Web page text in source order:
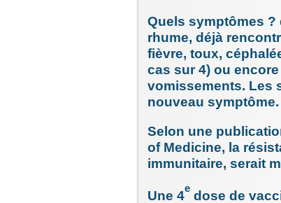
Quels symptômes
rhume, déjà
fièvre, toux,
cas sur 4) ou
vomissements. Les
nouveau symptôme.
Selon une
of Medicine, la
immunitaire, serait
Une 4
e
dose de